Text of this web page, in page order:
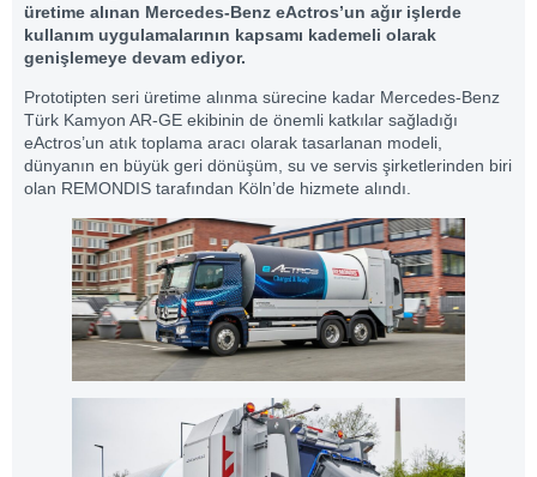
üretime alınan Mercedes-Benz eActros’un ağır işlerde
kullanım uygulamalarının kapsamı kademeli olarak
genişlemeye devam ediyor.
Prototipten seri üretime alınma sürecine kadar Mercedes-Benz
Türk Kamyon AR-GE ekibinin de önemli katkılar sağladığı
eActros’un atık toplama aracı olarak tasarlanan modeli,
dünyanın en büyük geri dönüşüm, su ve servis şirketlerinden biri
olan REMONDIS tarafından Köln’de hizmete alındı.